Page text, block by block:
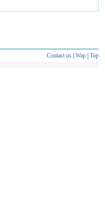
Contact us| Wap| Top